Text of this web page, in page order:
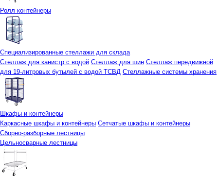
Ролл контейнеры
Специализированные стеллажи для склада
Стеллаж для канистр с водой Стеллаж для шин Стеллаж передвижной
для 19-литровых бутылей с водой ТСВД Стеллажные системы хранения
Шкафы и контейнеры
Каркасные шкафы и контейнеры Сетчатые шкафы и контейнеры
Сборно-разборные лестницы
Цельносварные лестницы